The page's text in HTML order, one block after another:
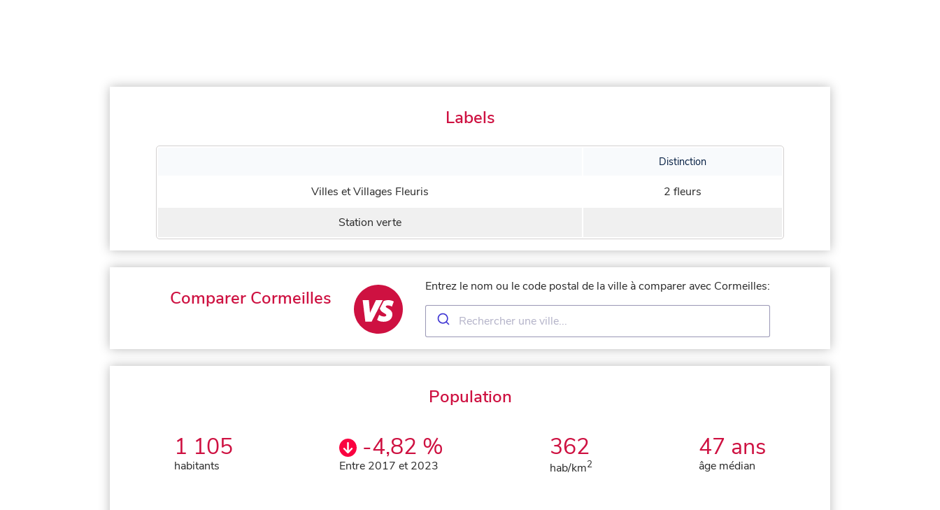
Labels
Distinction
Villes et Villages Fleuris
2 fleurs
Station verte
Comparer Cormeilles
Entrez le nom ou le code postal de la ville à comparer avec Cormeilles:
Population
1 105
habitants
-4,82 %
Entre 2017 et 2023
362
hab/km2
47 ans
âge médian